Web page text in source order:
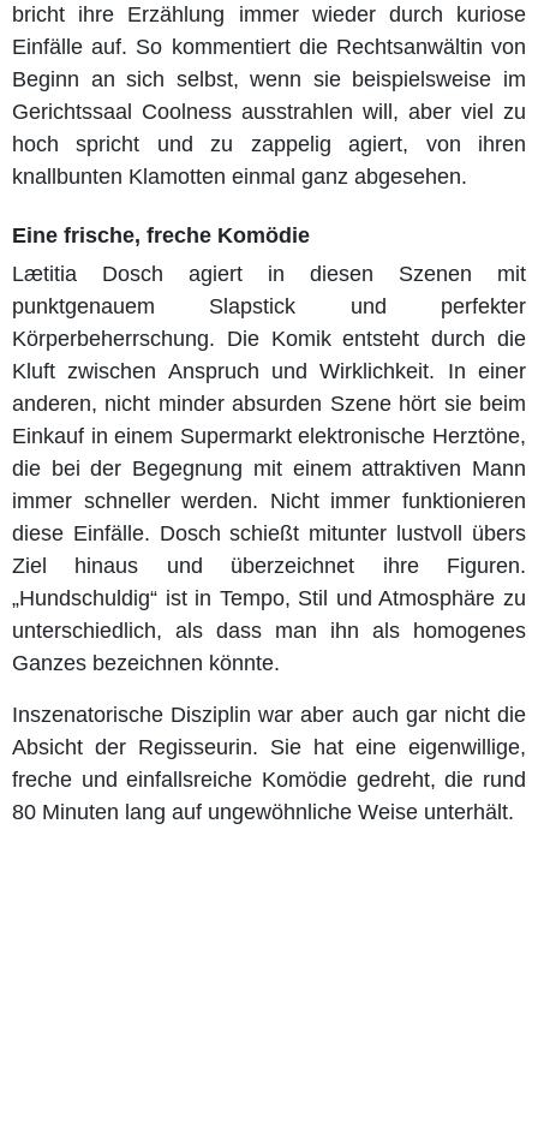
bricht ihre Erzählung immer wieder durch kuriose
Einfälle auf. So kommentiert die Rechtsanwältin von
Beginn an sich selbst, wenn sie beispielsweise im
Gerichtssaal Coolness ausstrahlen will, aber viel zu
hoch spricht und zu zappelig agiert, von ihren
knallbunten Klamotten einmal ganz abgesehen.
Eine frische, freche Komödie
Lætitia Dosch agiert in diesen Szenen mit
punktgenauem Slapstick und perfekter
Körperbeherrschung. Die Komik entsteht durch die
Kluft zwischen Anspruch und Wirklichkeit. In einer
anderen, nicht minder absurden Szene hört sie beim
Einkauf in einem Supermarkt elektronische Herztöne,
die bei der Begegnung mit einem attraktiven Mann
immer schneller werden. Nicht immer funktionieren
diese Einfälle. Dosch schießt mitunter lustvoll übers
Ziel hinaus und überzeichnet ihre Figuren.
„Hundschuldig“ ist in Tempo, Stil und Atmosphäre zu
unterschiedlich, als dass man ihn als homogenes
Ganzes bezeichnen könnte.
Inszenatorische Disziplin war aber auch gar nicht die
Absicht der Regisseurin. Sie hat eine eigenwillige,
freche und einfallsreiche Komödie gedreht, die rund
80 Minuten lang auf ungewöhnliche Weise unterhält.